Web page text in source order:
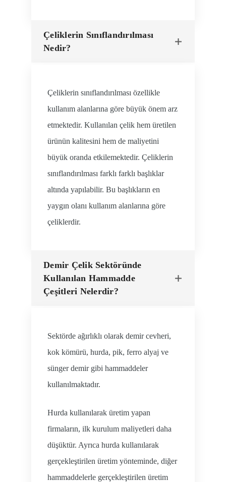
Çeliklerin Sınıflandırılması
Nedir?
Çeliklerin sınıflandırılması özellikle
kullanım alanlarına göre büyük önem arz
etmektedir. Kullanılan çelik hem üretilen
ürünün kalitesini hem de maliyetini
büyük oranda etkilemektedir. Çeliklerin
sınıflandırılması farklı farklı başlıklar
altında yapılabilir. Bu başlıkların en
yaygın olanı kullanım alanlarına göre
çeliklerdir.
Demir Çelik Sektöründe
Kullanılan Hammadde
Çeşitleri Nelerdir?
Sektörde ağırlıklı olarak demir cevheri,
kok kömürü, hurda, pik, ferro alyaj ve
sünger demir gibi hammaddeler
kullanılmaktadır.
Hurda kullanılarak üretim yapan
firmaların, ilk kurulum maliyetleri daha
düşüktür. Ayrıca hurda kullanılarak
gerçekleştirilen üretim yönteminde, diğer
hammaddelerle gerçekleştirilen üretim